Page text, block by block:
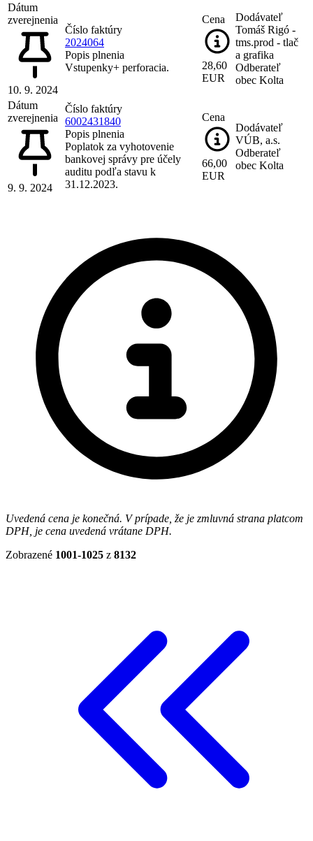
Dátum
zverejnenia
10. 9. 2024
Číslo faktúry
2024064
Popis plnenia
Vstupenky+ perforacia.
Cena
28,60
EUR
Dodávateľ
Tomáš Rigó -
tms.prod - tlač
a grafika
Odberateľ
obec Kolta
Dátum
zverejnenia
9. 9. 2024
Číslo faktúry
6002431840
Popis plnenia
Poplatok za vyhotovenie
bankovej správy pre účely
auditu podľa stavu k
31.12.2023.
Cena
66,00
EUR
Dodávateľ
VÚB, a.s.
Odberateľ
obec Kolta
Uvedená cena je konečná. V prípade, že je zmluvná strana platcom
DPH, je cena uvedená vrátane DPH.
Zobrazené 1001-1025 z 8132